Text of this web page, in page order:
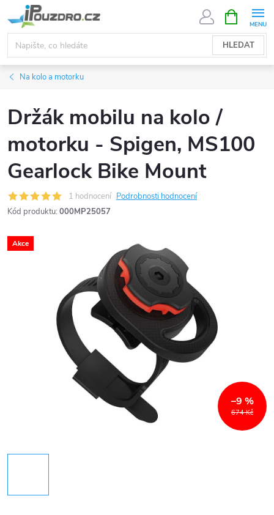
na
obsah
HLEDAT
NÁKUPNÍ
KOŠÍK
Na kolo a motorku
Držák mobilu na kolo /
motorku - Spigen, MS100
Gearlock Bike Mount
1 hodnocení Podrobnosti hodnocení
Kód produktu: 000MP25057
Akce
674 Kč
–9 %